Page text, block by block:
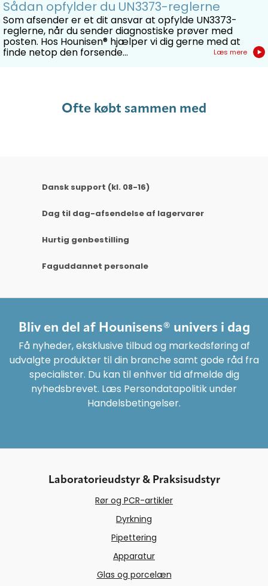
Sådan opfylder du UN3373-reglerne
Som afsender er et dit ansvar at opfylde UN3373-
reglerne, når du sender diagnostiske prøver med
posten. Hos Hounisen® hjælper vi dig gerne med at
finde netop den forsende... Læs mere
Ofte købt sammen med
Dansk support (kl. 08-16)
Dag til dag-afsendelse af lagervarer
Hurtig genbestilling
Faguddannet personale
Bliv en del af Hounisens® univers i dag
Få nyheder, eksklusive tilbud og markedsføring af
udvalgte produkter til din branche samt gode råd fra
specialister. Du kan til enhver tid afmelde dig
nyhedsbrevet. Læs Persondatapolitik under
Handelsbetingelser.
Laboratorieudstyr & Praksisudstyr
Rør og PCR-artikler
Dyrkning
Pipettering
Apparatur
Glas og porcelæn